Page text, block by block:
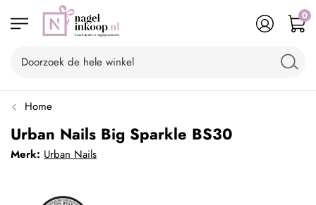
0
Home
Urban Nails Big Sparkle BS30
Merk: Urban Nails